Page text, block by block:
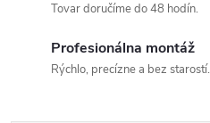
Tovar doručíme do 48 hodín.
Profesionálna montáž
Rýchlo, precízne a bez starostí.